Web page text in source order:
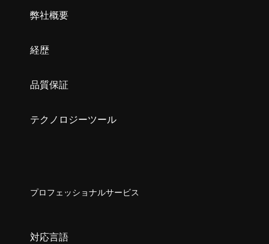
弊社概要
経歴
品質保証
テクノロジーツール
プロフェッショナルサービス
対応言語